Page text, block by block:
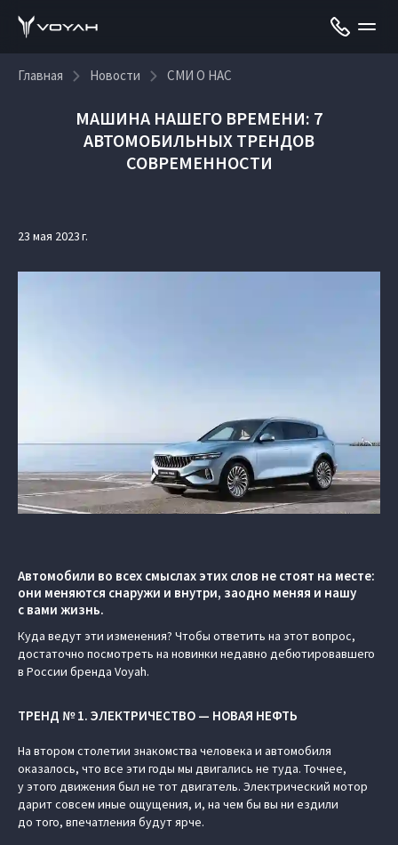
Главная Новости СМИ О НАС
МАШИНА НАШЕГО ВРЕМЕНИ: 7
АВТОМОБИЛЬНЫХ ТРЕНДОВ
СОВРЕМЕННОСТИ
23 мая 2023 г.
Автомобили во всех смыслах этих слов не стоят на месте:
они меняются снаружи и внутри, заодно меняя и нашу
с вами жизнь.
Куда ведут эти изменения? Чтобы ответить на этот вопрос,
достаточно посмотреть на новинки недавно дебютировавшего
в России бренда Voyah.
ТРЕНД № 1. ЭЛЕКТРИЧЕСТВО — НОВАЯ НЕФТЬ
На втором столетии знакомства человека и автомобиля
оказалось, что все эти годы мы двигались не туда. Точнее,
у этого движения был не тот двигатель. Электрический мотор
дарит совсем иные ощущения, и, на чем бы вы ни ездили
до того, впечатления будут ярче.